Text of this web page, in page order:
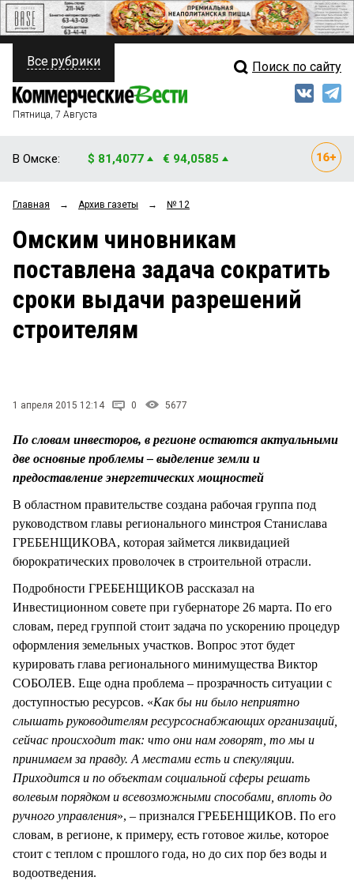
ПОЛИТИКА
ФИНАНСЫ
ОБЩЕСТВО
ЗАКОН
Свежий выпуск
Рейтинги
Блоги
Архив
Все рубрики Поиск по сайту
Пятница, 7 Августа
В Омске: $ 81,4077 € 94,0585
Главная → Архив газеты → № 12
Омским чиновникам
поставлена задача сократить
сроки выдачи разрешений
строителям
1 апреля 2015 12:14 0 5677
По словам инвесторов, в регионе остаются актуальными
две основные проблемы – выделение земли и
предоставление энергетических мощностей
В областном правительстве создана рабочая группа под
руководством главы регионального минстроя Станислава
ГРЕБЕНЩИКОВА, которая займется ликвидацией
бюрократических проволочек в строительной отрасли.
Подробности ГРЕБЕНЩИКОВ рассказал на
Инвестиционном совете при губернаторе 26 марта. По его
словам, перед группой стоит задача по ускорению процедур
оформления земельных участков. Вопрос этот будет
курировать глава регионального минимущества Виктор
СОБОЛЕВ. Еще одна проблема – прозрачность ситуации с
доступностью ресурсов. «Как бы ни было неприятно
слышать руководителям ресурсоснабжающих организаций,
сейчас происходит так: что они нам говорят, то мы и
принимаем за правду. А местами есть и спекуляции.
Приходится и по объектам социальной сферы решать
волевым порядком и всевозможными способами, вплоть до
ручного управления», – признался ГРЕБЕНЩИКОВ. По его
словам, в регионе, к примеру, есть готовое жилье, которое
стоит с теплом с прошлого года, но до сих пор без воды и
водоотведения.